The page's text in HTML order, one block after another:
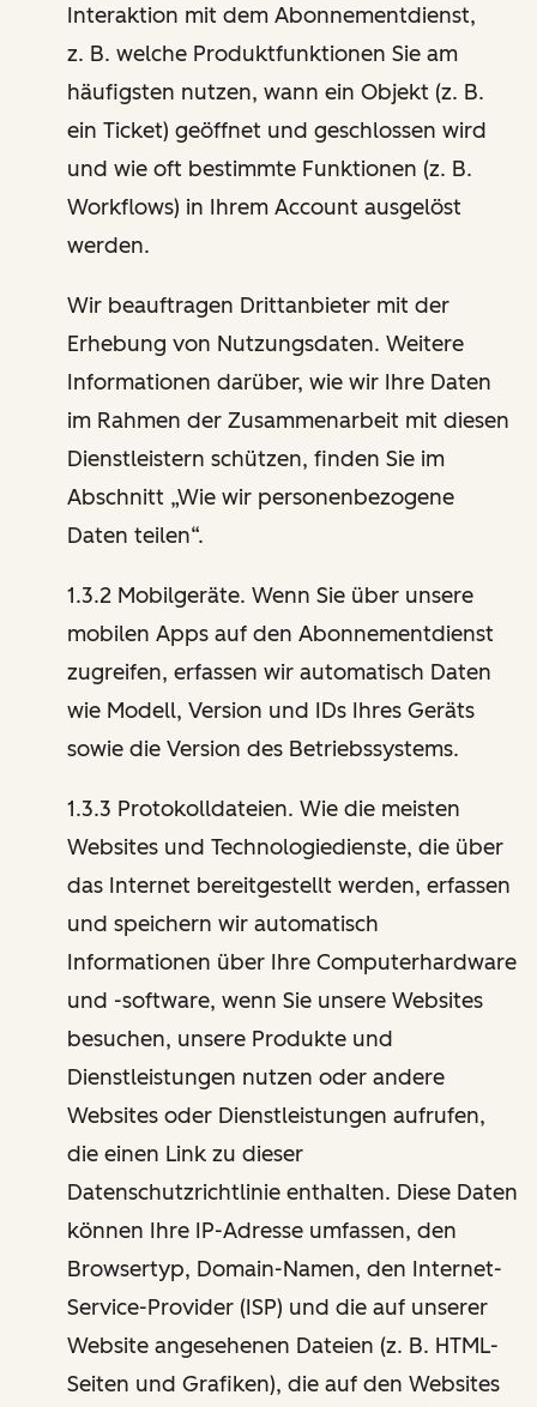
Interaktion mit dem Abonnementdienst,
z. B. welche Produktfunktionen Sie am
häufigsten nutzen, wann ein Objekt (z. B.
ein Ticket) geöffnet und geschlossen wird
und wie oft bestimmte Funktionen (z. B.
Workflows) in Ihrem Account ausgelöst
werden.
Wir beauftragen Drittanbieter mit der
Erhebung von Nutzungsdaten. Weitere
Informationen darüber, wie wir Ihre Daten
im Rahmen der Zusammenarbeit mit diesen
Dienstleistern schützen, finden Sie im
Abschnitt „Wie wir personenbezogene
Daten teilen“.
1.3.2 Mobilgeräte. Wenn Sie über unsere
mobilen Apps auf den Abonnementdienst
zugreifen, erfassen wir automatisch Daten
wie Modell, Version und IDs Ihres Geräts
sowie die Version des Betriebssystems.
1.3.3 Protokolldateien. Wie die meisten
Websites und Technologiedienste, die über
das Internet bereitgestellt werden, erfassen
und speichern wir automatisch
Informationen über Ihre Computerhardware
und -software, wenn Sie unsere Websites
besuchen, unsere Produkte und
Dienstleistungen nutzen oder andere
Websites oder Dienstleistungen aufrufen,
die einen Link zu dieser
Datenschutzrichtlinie enthalten. Diese Daten
können Ihre IP-Adresse umfassen, den
Browsertyp, Domain-Namen, den Internet-
Service-Provider (ISP) und die auf unserer
Website angesehenen Dateien (z. B. HTML-
Seiten und Grafiken), die auf den Websites